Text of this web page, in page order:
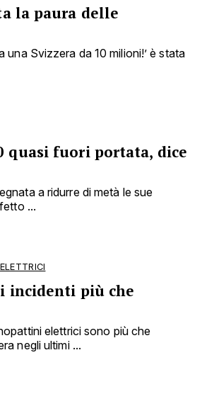
la paura delle
una Svizzera da 10 milioni!’ è stata
quasi fuori portata, dice
a ridurre di metà le sue
...
incidenti più che
elettrici sono più che
negli ultimi ...